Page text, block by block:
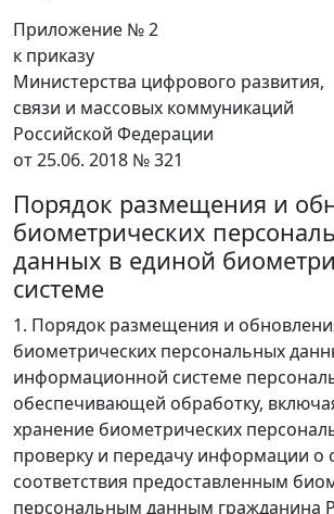
Приложение № 2
к приказу
Министерства цифрового развития,
связи и массовых коммуникаций
Российской Федерации
от 25.06. 2018 № 321
Порядок размещения и
биометрических
данных в единой
системе
1. Порядок размещения и
биометрических персональных
информационной системе
обеспечивающей обработку,
хранение биометрических
проверку и передачу информации о
соответствия предоставленным
персональным данным гражданина